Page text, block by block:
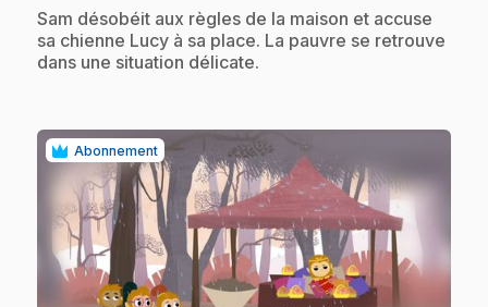
.Sam désobéit aux règles de la maison et accuse
sa chienne Lucy à sa place. La pauvre se retrouve
dans une situation délicate.
Abonnement